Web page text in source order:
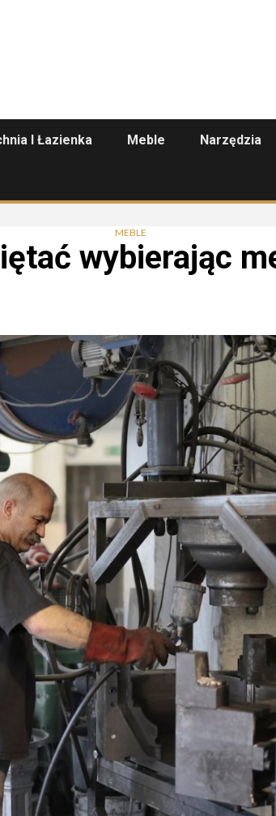
I Łazienka Meble Narzędzia
MEBLE
wybierając